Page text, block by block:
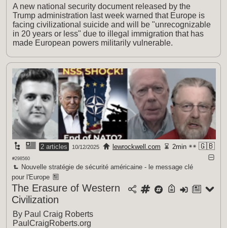
A new national security document released by the
Trump administration last week warned that Europe is
facing civilizational suicide and will be "unrecognizable
in 20 years or less" due to illegal immigration that has
made European powers militarily vulnerable.
2 articles 10/12/2025 lewrockwell.com 2min 🇬🇧
#298560
Nouvelle stratégie de sécurité américaine - le message clé
pour l'Europe
The Erasure of Western
Civilization
By Paul Craig Roberts
PaulCraigRoberts.org